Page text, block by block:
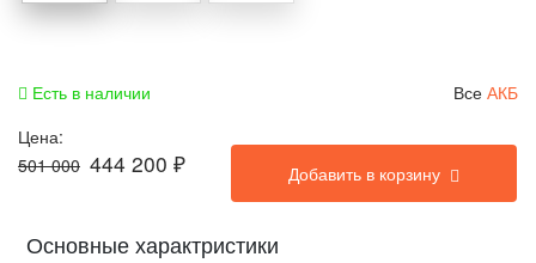
Есть в наличии Все АКБ
Цена:
501 000 444 200 ₽ Добавить в корзину
Основные характристики